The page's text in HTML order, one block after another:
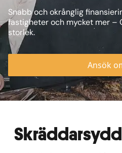
Snabb och okrånglig
fastigheter och mycket mer –
storlek.
Ansök